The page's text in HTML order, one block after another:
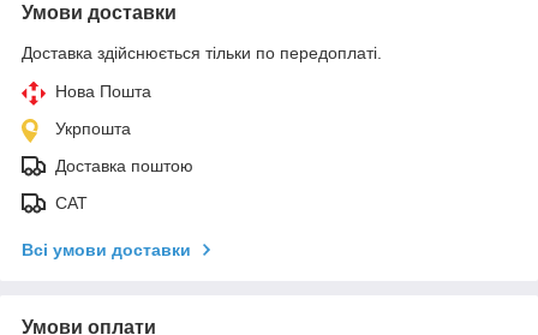
Умови доставки
Доставка здійснюється тільки по передоплаті.
Нова Пошта
Укрпошта
Доставка поштою
САТ
Всі умови доставки
Умови оплати